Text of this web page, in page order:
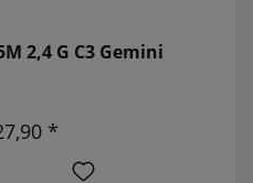
2,4 G C3 Gemini
*